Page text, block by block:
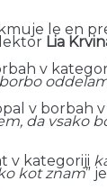
le en
Lia
v
v borbah
da
v kategoriji
kot znam”